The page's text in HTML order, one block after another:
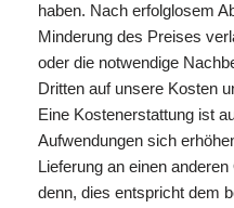
haben. Nach erfolglosem
Minderung des Preises
oder die notwendige
Dritten auf unsere Kosten
Eine Kostenerstattung ist
Aufwendungen sich
Lieferung an einen
denn, dies entspricht dem